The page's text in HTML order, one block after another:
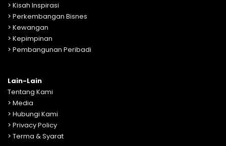
> Kisah Inspirasi
> Perkembangan Bisnes
> Kewangan
> Kepimpinan
> Pembangunan Peribadi
Lain-Lain
Tentang Kami
> Media
> Hubungi Kami
> Privacy Policy
> Terma & Syarat